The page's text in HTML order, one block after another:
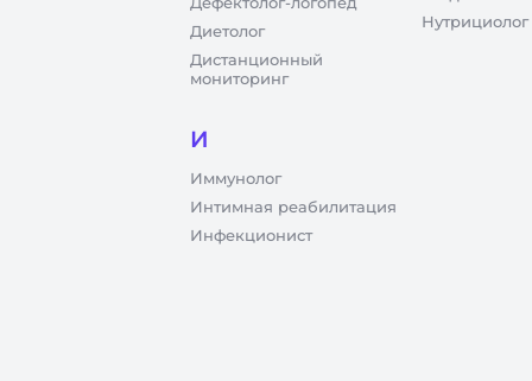
Диетолог
Дистанционный
мониторинг
И
Иммунолог
Интимная реабилитация
Инфекционист
Нутрициолог